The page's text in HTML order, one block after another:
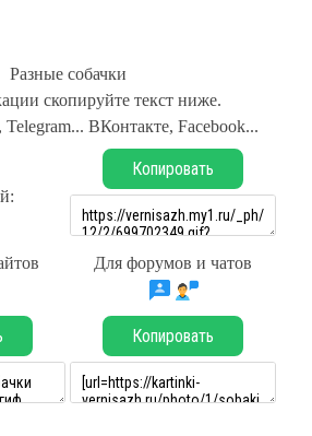
Разные собачки
скопируйте текст ниже.
ВКонтакте, Facebook...
Копировать
Для форумов и чатов
Копировать